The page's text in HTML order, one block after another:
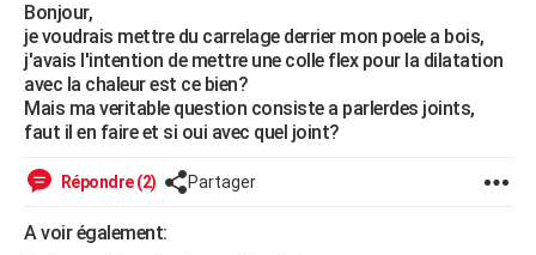
Mobiles
Meilleur smartphone
Internet
Ordinateurs
Jeux vidéo
Guide high-tech
+BRICOLAGE
Forum
Aménagement intérieur
Extérieur
Cuisine
Salle de bains
Jardinage
Rangement
WEEK-END
Guides de France
Escapades
Patrimoine
Expositions
Musées
Week-end nature
+LIFESTYLE
Art de vivre
Bien-être
Loisirs
Mode
Modes de vie
SANTE
VOYAGE
Bonjour,
je voudrais mettre du carrelage derrier mon poele a bois,
j'avais l'intention de mettre une colle flex pour la dilatation
avec la chaleur est ce bien?
Mais ma veritable question consiste a parlerdes joints,
faut il en faire et si oui avec quel joint?
Répondre (2) Partager
A voir également: